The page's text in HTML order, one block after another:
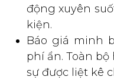
động xuyên
kiện.
Báo giá minh
phí ẩn. Toàn
sự được liệt kê